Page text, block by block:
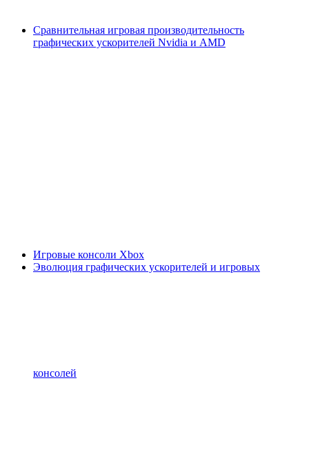
Сравнительная игровая производительность
графических ускорителей Nvidia и AMD
Игровые консоли Xbox
Эволюция графических ускорителей и игровых
консолей